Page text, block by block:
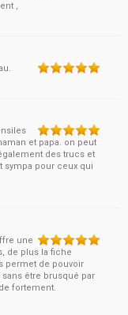
,
et papa. on peut
des trucs et
sympa pour ceux qui
une
de plus la fiche
permet de pouvoir
être brusqué par
fortement.